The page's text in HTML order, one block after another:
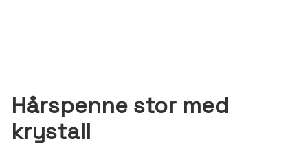
Hårspenne stor med
krystall